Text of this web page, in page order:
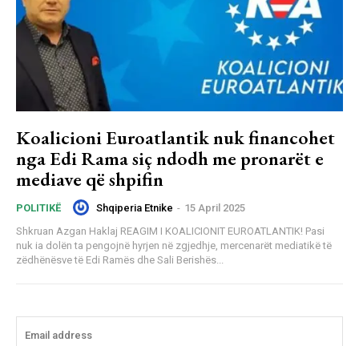
Koalicioni Euroatlantik nuk financohet
nga Edi Rama siç ndodh me pronarët e
mediave që shpifin
POLITIKË Shqiperia Etnike - 15 April 2025
Shkruan Azgan Haklaj REAGIM I KOALICIONIT EUROATLANTIK! Pasi
nuk ia dolën ta pengojnë hyrjen në zgjedhje, mercenarët mediatikë të
zëdhënësve të Edi Ramës dhe Sali Berishës...